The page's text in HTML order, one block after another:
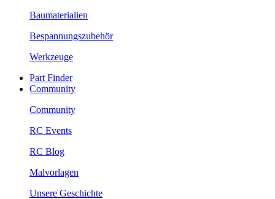
Baumaterialien
Bespannungszubehör
Werkzeuge
Part Finder
Community
Community
RC Events
RC Blog
Malvorlagen
Unsere Geschichte